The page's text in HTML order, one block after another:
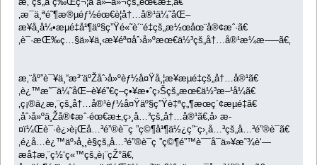
‚æ¯ä¸ªé˜¶æ®µéƒ½éœ€è¦å†…å®¹ä¼˜åŒ–
æ¥å¸å¼•æµé‡å¹¶äº§ç”Ÿé«˜è´¨é‡çš„æ½œåœ¨å®¢æˆ·ã€
‚è¯·æŒ‰ç…§ä»¥ä¸‹æ­¥éª¤åˆ›å»ºæœ€ä½³çš„å†…å®¹æ¼æ–—ã€‚
æ‚¨åº”è¯¥ä¸“æ³¨äºŽåˆ›å»ºèƒ½å¤Ÿå¸¦æ¥æµé‡çš„å†…å®¹ã€
‚è¿™æ˜¯ä¼˜åŒ–è¥é”€ç­–ç•¥æ•ˆç›Šçš„æœ€ä½³æ–¹å¼ã€
‚ç¡®ä¿æ‚¨çš„å†…å®¹èƒ½å¤Ÿäº§ç”Ÿè‡ªç„¶æœç´¢æµé‡ã€
‚åˆ›å»ºä¸Žå®¢æˆ·éœ€æ±‚ç›¸å…³çš„å†…å®¹ã€‚å› æ­
¤ï¼Œè¯·è¿›è¡Œå…³é”®è¯ç ”ç©¶å¹¶ä½¿ç”¨ç›¸å…³çš„å…³é”®è¯ã€
‚é¿å…è¿™äº›å¸¸è§çš„å…³é”®è¯ç ”ç©¶é”™è¯¯å¯ä»¥æ˜¾è‘—
æå‡æ‚¨ç½‘ç«™çš„è¡¨çŽ°ã€‚